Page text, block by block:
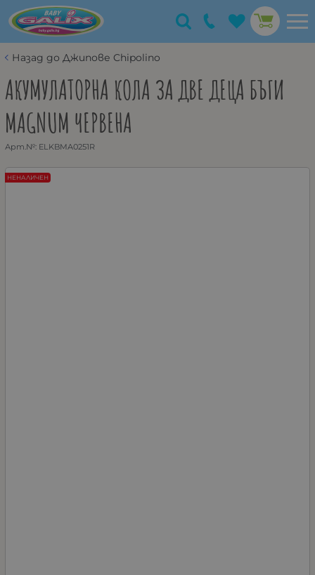
Назад до Джипове Chipolino
АКУМУЛАТОРНА КОЛА ЗА ДВЕ ДЕЦА БЪГИ
MAGNUM ЧЕРВЕНА
Арт.№: ELKBMA0251R
НЕНАЛИЧЕН